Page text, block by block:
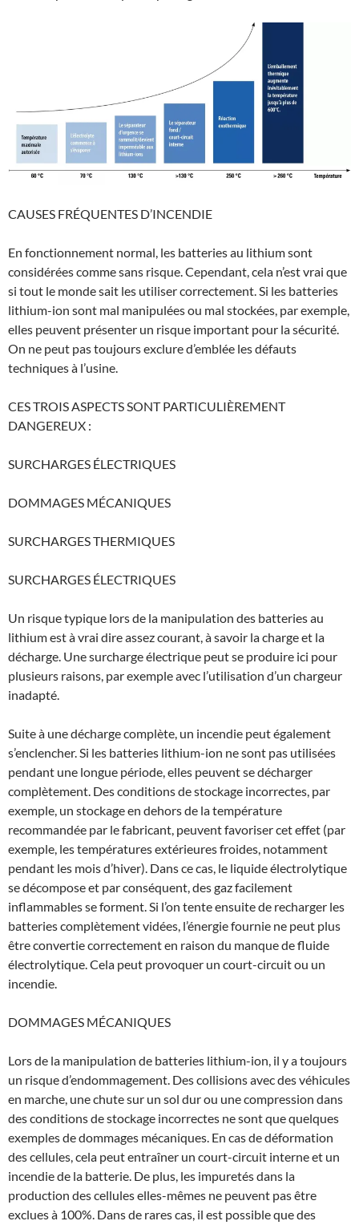
CAUSES FRÉQUENTES D’INCENDIE
En fonctionnement normal, les batteries au lithium sont
considérées comme sans risque. Cependant, cela n’est vrai que
si tout le monde sait les utiliser correctement. Si les batteries
lithium-ion sont mal manipulées ou mal stockées, par exemple,
elles peuvent présenter un risque important pour la sécurité.
On ne peut pas toujours exclure d’emblée les défauts
techniques à l’usine.
CES TROIS ASPECTS SONT PARTICULIÈREMENT
DANGEREUX :
SURCHARGES ÉLECTRIQUES
DOMMAGES MÉCANIQUES
SURCHARGES THERMIQUES
SURCHARGES ÉLECTRIQUES
Un risque typique lors de la manipulation des batteries au
lithium est à vrai dire assez courant, à savoir la charge et la
décharge. Une surcharge électrique peut se produire ici pour
plusieurs raisons, par exemple avec l’utilisation d’un chargeur
inadapté.
Suite à une décharge complète, un incendie peut également
s’enclencher. Si les batteries lithium-ion ne sont pas utilisées
pendant une longue période, elles peuvent se décharger
complètement. Des conditions de stockage incorrectes, par
exemple, un stockage en dehors de la température
recommandée par le fabricant, peuvent favoriser cet effet (par
exemple, les températures extérieures froides, notamment
pendant les mois d’hiver). Dans ce cas, le liquide électrolytique
se décompose et par conséquent, des gaz facilement
inflammables se forment. Si l’on tente ensuite de recharger les
batteries complètement vidées, l’énergie fournie ne peut plus
être convertie correctement en raison du manque de fluide
électrolytique. Cela peut provoquer un court-circuit ou un
incendie.
DOMMAGES MÉCANIQUES
Lors de la manipulation de batteries lithium-ion, il y a toujours
un risque d’endommagement. Des collisions avec des véhicules
en marche, une chute sur un sol dur ou une compression dans
des conditions de stockage incorrectes ne sont que quelques
exemples de dommages mécaniques. En cas de déformation
des cellules, cela peut entraîner un court-circuit interne et un
incendie de la batterie. De plus, les impuretés dans la
production des cellules elles-mêmes ne peuvent pas être
exclues à 100%. Dans de rares cas, il est possible que des